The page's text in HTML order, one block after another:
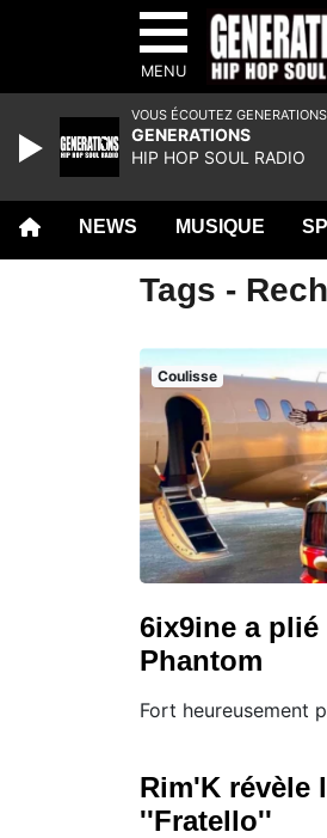
MENU
NEWS MUSIQUE
Tags -
Coulisse
6ix9ine a
Phantom
Fort heureusement
Rim'K révèle
''Fratello''
VOUS ÉCOUTEZ GENERATIONS
GENERATIONS
HIP HOP SOUL RADIO